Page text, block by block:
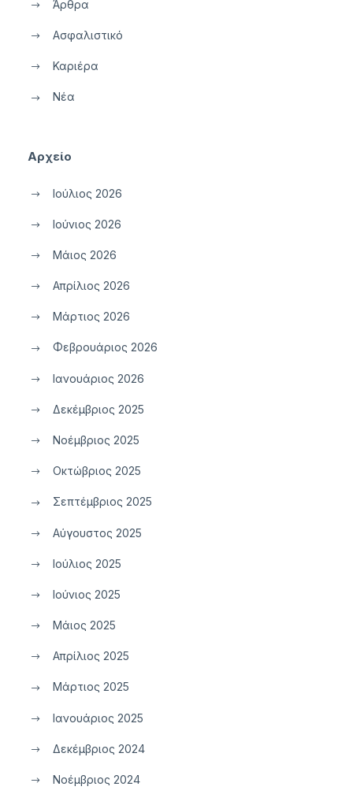
Άρθρα
Ασφαλιστικό
Καριέρα
Νέα
Αρχείο
Ιούλιος 2026
Ιούνιος 2026
Μάιος 2026
Απρίλιος 2026
Μάρτιος 2026
Φεβρουάριος 2026
Ιανουάριος 2026
Δεκέμβριος 2025
Νοέμβριος 2025
Οκτώβριος 2025
Σεπτέμβριος 2025
Αύγουστος 2025
Ιούλιος 2025
Ιούνιος 2025
Μάιος 2025
Απρίλιος 2025
Μάρτιος 2025
Ιανουάριος 2025
Δεκέμβριος 2024
Νοέμβριος 2024